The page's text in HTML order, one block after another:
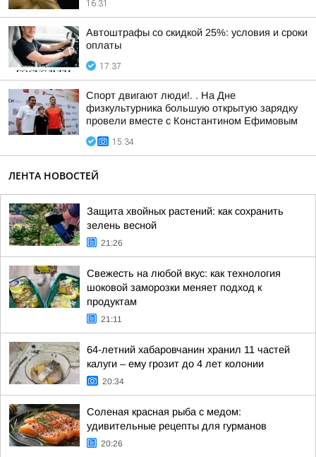
16:31
Автоштрафы со скидкой 25%: условия и сроки
оплаты
17:37
Спорт двигают люди!. . На Дне
физкультурника большую открытую зарядку
провели вместе с Константином Ефимовым
15:34
ЛЕНТА НОВОСТЕЙ
Защита хвойных растений: как сохранить
зелень весной
21:26
Свежесть на любой вкус: как технология
шоковой заморозки меняет подход к
продуктам
21:11
64-летний хабаровчанин хранил 11 частей
калуги – ему грозит до 4 лет колонии
20:34
Соленая красная рыба с медом:
удивительные рецепты для гурманов
20:26